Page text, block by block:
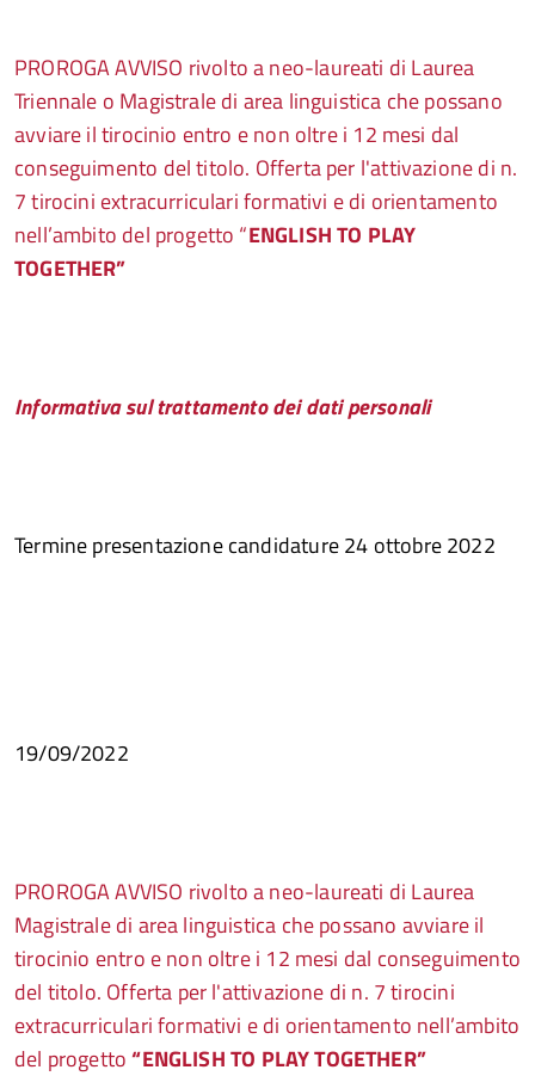
PROROGA AVVISO rivolto a neo-laureati di Laurea
Triennale o Magistrale di area linguistica che possano
avviare il tirocinio entro e non oltre i 12 mesi dal
conseguimento del titolo. Offerta per l'attivazione di n.
7 tirocini extracurriculari formativi e di orientamento
nell’ambito del progetto “ENGLISH TO PLAY
TOGETHER”
Informativa sul trattamento dei dati personali
Termine presentazione candidature 24 ottobre 2022
19/09/2022
PROROGA AVVISO rivolto a neo-laureati di Laurea
Magistrale di area linguistica che possano avviare il
tirocinio entro e non oltre i 12 mesi dal conseguimento
del titolo. Offerta per l'attivazione di n. 7 tirocini
extracurriculari formativi e di orientamento nell’ambito
del progetto“ENGLISH TO PLAY TOGETHER”